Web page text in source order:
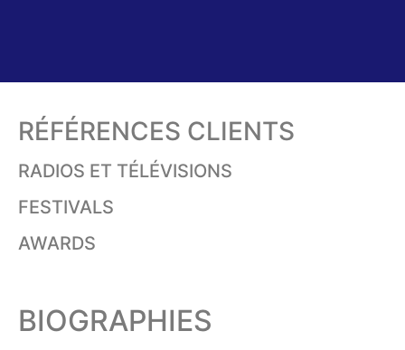
RÉFÉRENCES CLIENTS
RADIOS ET TÉLÉVISIONS
FESTIVALS
AWARDS
BIOGRAPHIES